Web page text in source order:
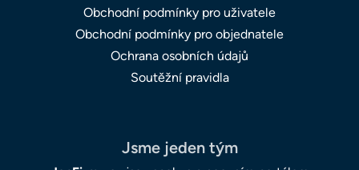
Obchodní podmínky pro uživatele
Obchodní podmínky pro objednatele
Ochrana osobních údajů
Soutěžní pravidla
Jsme jeden tým